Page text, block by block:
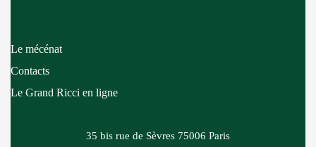
Le mécénat
Contacts
Le Grand Ricci en ligne
35 bis rue de Sèvres 75006 Paris